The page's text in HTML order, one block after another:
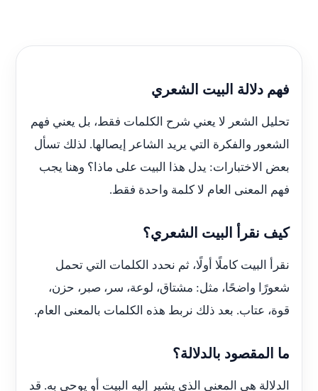
فهم دلالة البيت الشعري
تحليل الشعر لا يعني شرح الكلمات فقط، بل يعني فهم
الشعور والفكرة التي يريد الشاعر إيصالها. لذلك تسأل
بعض الاختبارات: يدل هذا البيت على ماذا؟ وهنا يجب
فهم المعنى العام لا كلمة واحدة فقط.
كيف نقرأ البيت الشعري؟
نقرأ البيت كاملًا أولًا، ثم نحدد الكلمات التي تحمل
شعورًا واضحًا، مثل: مشتاق، لوعة، سر، صبر، حزن،
قوة، عتاب. بعد ذلك نربط هذه الكلمات بالمعنى العام.
ما المقصود بالدلالة؟
الدلالة هي المعنى الذي يشير إليه البيت أو يوحي به. قد